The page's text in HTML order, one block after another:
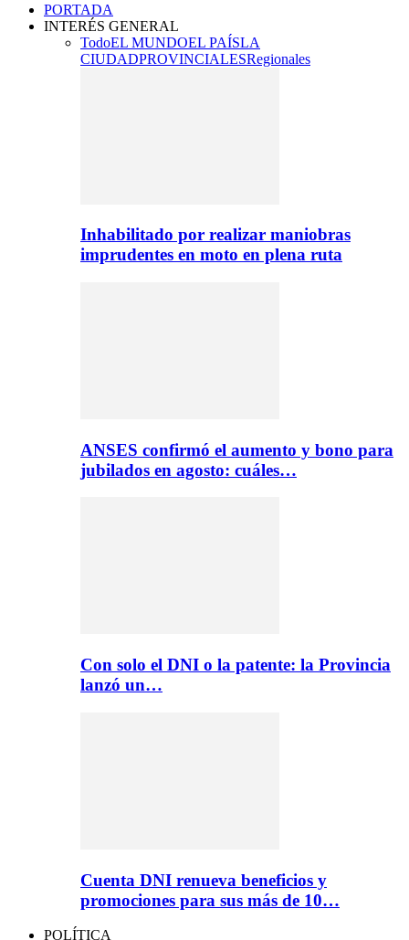
PORTADA
INTERÉS GENERAL
TodoEL MUNDOEL PAÍSLA
CIUDADPROVINCIALESRegionales
Inhabilitado por realizar maniobras
imprudentes en moto en plena ruta
ANSES confirmó el aumento y bono para
jubilados en agosto: cuáles…
Con solo el DNI o la patente: la Provincia
lanzó un…
Cuenta DNI renueva beneficios y
promociones para sus más de 10…
POLÍTICA